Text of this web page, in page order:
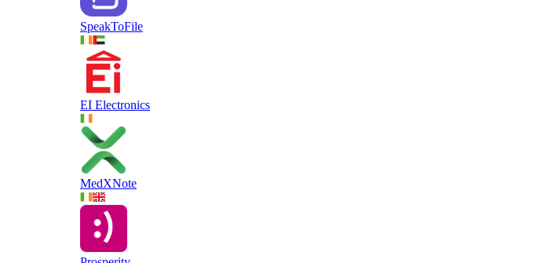
SpeakToFile
EI Electronics
MedXNote